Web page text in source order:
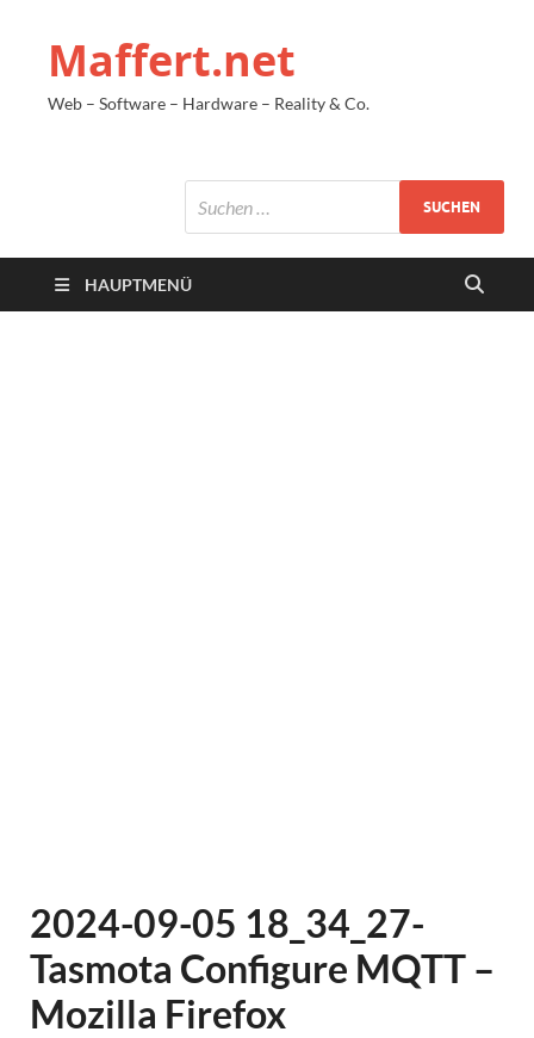
Maffert.net
Web – Software – Hardware – Reality & Co.
HAUPTMENÜ
2024-09-05 18_34_27-
Tasmota Configure MQTT –
Mozilla Firefox